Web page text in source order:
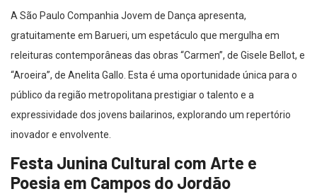
A São Paulo Companhia Jovem de Dança apresenta,
gratuitamente em Barueri, um espetáculo que mergulha em
releituras contemporâneas das obras “Carmen”, de Gisele Bellot, e
“Aroeira”, de Anelita Gallo. Esta é uma oportunidade única para o
público da região metropolitana prestigiar o talento e a
expressividade dos jovens bailarinos, explorando um repertório
inovador e envolvente.
Festa Junina Cultural com Arte e
Poesia em Campos do Jordão